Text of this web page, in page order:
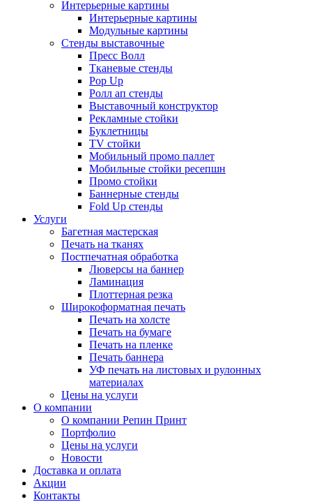
Интерьерные картины
Интерьерные картины
Модульные картины
Стенды выставочные
Пресс Волл
Тканевые стенды
Pop Up
Ролл ап стенды
Выставочный конструктор
Рекламные стойки
Буклетницы
TV стойки
Мобильный промо паллет
Мобильные стойки ресепшн
Промо стойки
Баннерные стенды
Fold Up стенды
Услуги
Багетная мастерская
Печать на тканях
Постпечатная обработка
Люверсы на баннер
Ламинация
Плоттерная резка
Широкоформатная печать
Печать на холсте
Печать на бумаге
Печать на пленке
Печать баннера
УФ печать на листовых и рулонных
материалах
Цены на услуги
О компании
О компании Репин Принт
Портфолио
Цены на услуги
Новости
Доставка и оплата
Акции
Контакты